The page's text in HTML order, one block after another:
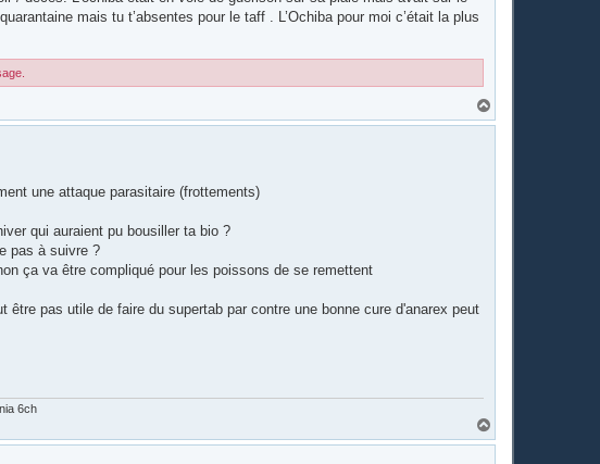
mais tu t’absentes pour le taff . L’Ochiba pour moi c’était la plus
a
une attaque parasitaire (frottements)
qui auraient pu bousiller ta bio ?
pas à suivre ?
ça va être compliqué pour les poissons de se remettent
pas utile de faire du supertab par contre une bonne cure d'anarex peut
6ch
a